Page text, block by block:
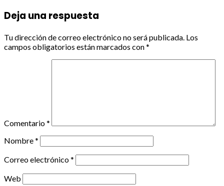
Deja una respuesta
Tu dirección de correo electrónico no será publicada. Los
campos obligatorios están marcados con*
Comentario*
Nombre*
Correo electrónico*
Web